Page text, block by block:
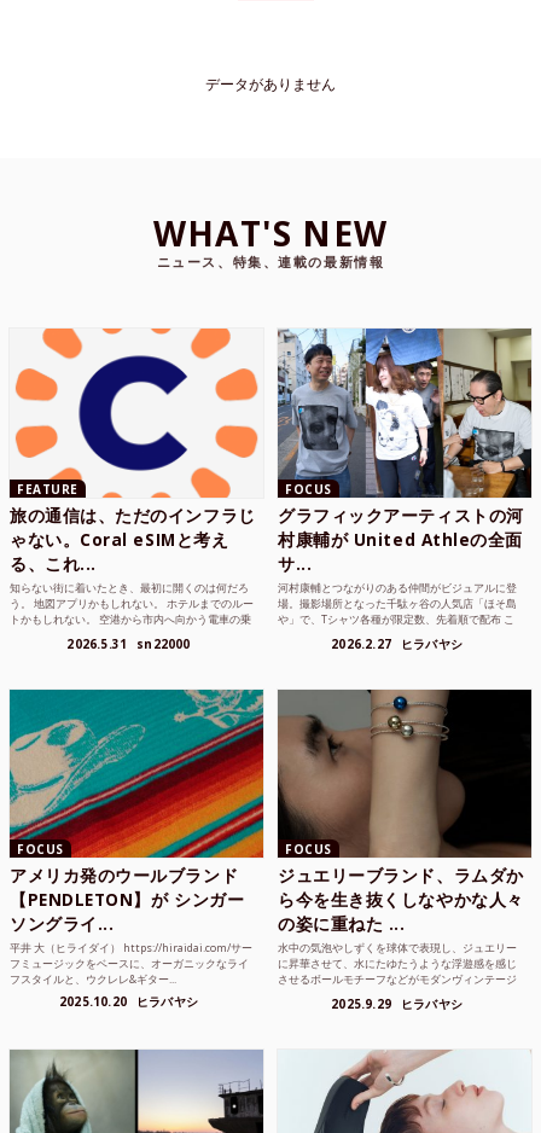
データがありません
WHAT'S NEW
ニュース、特集、連載の最新情報
FEATURE
旅の通信は、ただのインフラじ
ゃない。Coral eSIMと考え
る、これ...
知らない街に着いたとき、最初に開くのは何だろ
う。 地図アプリかもしれない。 ホテルまでのルー
トかもしれない。 空港から市内へ向かう電車の乗
2026.5.31 sn22000
FOCUS
グラフィックアーティストの河
村康輔が United Athleの全面
サ...
河村康輔とつながりのある仲間がビジュアルに登
場。撮影場所となった千駄ヶ谷の人気店「ほそ島
や」で、Tシャツ各種が限定数、先着順で配布 こ
2026.2.27 ヒラバヤシ
FOCUS
アメリカ発のウールブランド
【PENDLETON】が シンガー
ソングライ...
平井 大（ヒライダイ） https://hiraidai.com/サー
フミュージックをベースに、オーガニックなライ
フスタイルと、ウクレレ&ギター...
2025.10.20 ヒラバヤシ
FOCUS
ジュエリーブランド、ラムダか
ら今を生き抜くしなやかな人々
の姿に重ねた ...
水中の気泡やしずくを球体で表現し、ジュエリー
に昇華させて、水にたゆたうような浮遊感を感じ
させるボールモチーフなどがモダンヴィンテージ
2025.9.29 ヒラバヤシ